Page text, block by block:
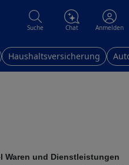
Suche Chat Anmelden
Haushaltsversicherung
Waren und Dienstleistungen